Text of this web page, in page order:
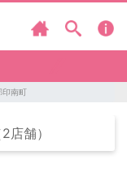
印南町
2店舗）